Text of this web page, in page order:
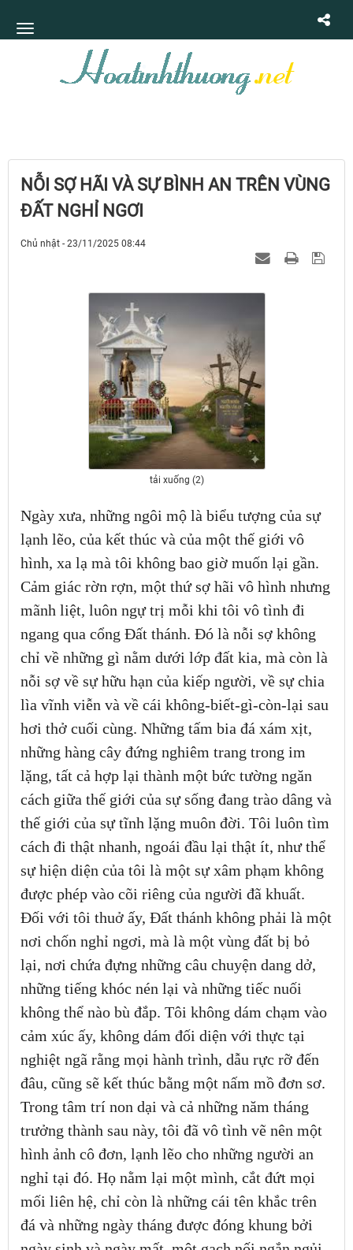
NỖI SỢ HÃI VÀ SỰ BÌNH AN TRÊN VÙNG
ĐẤT NGHỈ NGƠI
Chủ nhật - 23/11/2025 08:44
tải xuống (2)
Ngày xưa, những ngôi mộ là biểu tượng của sự
lạnh lẽo, của kết thúc và của một thế giới vô
hình, xa lạ mà tôi không bao giờ muốn lại gần.
Cảm giác rờn rợn, một thứ sợ hãi vô hình nhưng
mãnh liệt, luôn ngự trị mỗi khi tôi vô tình đi
ngang qua cổng Đất thánh. Đó là nỗi sợ không
chỉ về những gì nằm dưới lớp đất kia, mà còn là
nỗi sợ về sự hữu hạn của kiếp người, về sự chia
lìa vĩnh viễn và về cái không-biết-gì-còn-lại sau
hơi thở cuối cùng. Những tấm bia đá xám xịt,
những hàng cây đứng nghiêm trang trong im
lặng, tất cả hợp lại thành một bức tường ngăn
cách giữa thế giới của sự sống đang trào dâng và
thế giới của sự tĩnh lặng muôn đời. Tôi luôn tìm
cách đi thật nhanh, ngoái đầu lại thật ít, như thể
sự hiện diện của tôi là một sự xâm phạm không
được phép vào cõi riêng của người đã khuất.
Đối với tôi thuở ấy, Đất thánh không phải là một
nơi chốn nghỉ ngơi, mà là một vùng đất bị bỏ
lại, nơi chứa đựng những câu chuyện dang dở,
những tiếng khóc nén lại và những tiếc nuối
không thể nào bù đắp. Tôi không dám chạm vào
cảm xúc ấy, không dám đối diện với thực tại
nghiệt ngã rằng mọi hành trình, dẫu rực rỡ đến
đâu, cũng sẽ kết thúc bằng một nấm mồ đơn sơ.
Trong tâm trí non dại và cả những năm tháng
trưởng thành sau này, tôi đã vô tình vẽ nên một
hình ảnh cô đơn, lạnh lẽo cho những người an
nghỉ tại đó. Họ nằm lại một mình, cắt đứt mọi
mối liên hệ, chỉ còn là những cái tên khắc trên
đá và những ngày tháng được đóng khung bởi